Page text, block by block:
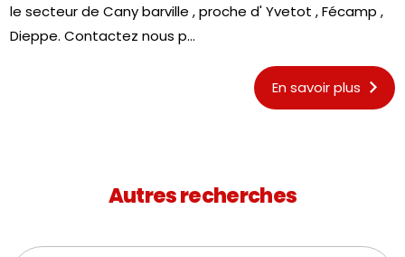
le secteur de Cany barville , proche d' Yvetot , Fécamp ,
Dieppe. Contactez nous p...
En savoir plus
Autres recherches